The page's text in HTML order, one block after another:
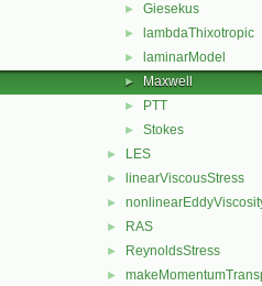
► Giesekus
► lambdaThixotropic
► laminarModel
► Maxwell
► PTT
► Stokes
► LES
► linearViscousStress
►
► RAS
► ReynoldsStress
►